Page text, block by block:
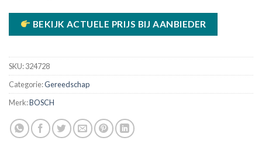
BEKIJK ACTUELE PRIJS BIJ AANBIEDER
SKU:324728
Categorie:Gereedschap
Merk:BOSCH